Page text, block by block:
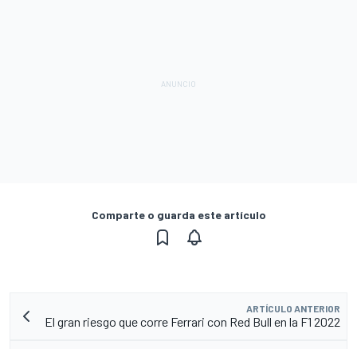
Comparte o guarda este artículo
ARTÍCULO ANTERIOR
El gran riesgo que corre Ferrari con Red Bull en la F1 2022